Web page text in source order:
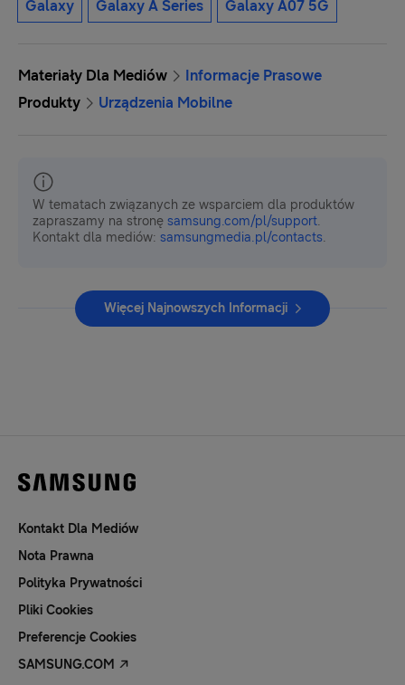
Galaxy Galaxy A Series Galaxy A07 5G
Materiały Dla Mediów
Informacje Prasowe
Produkty
Urządzenia Mobilne
W tematach związanych ze wsparciem dla produktów
zapraszamy na stronę samsung.com/pl/support.
Kontakt dla mediów: samsungmedia.pl/contacts.
Więcej Najnowszych Informacji
Kontakt Dla Mediów
Nota Prawna
Polityka Prywatności
Pliki Cookies
Preferencje Cookies
SAMSUNG.COM